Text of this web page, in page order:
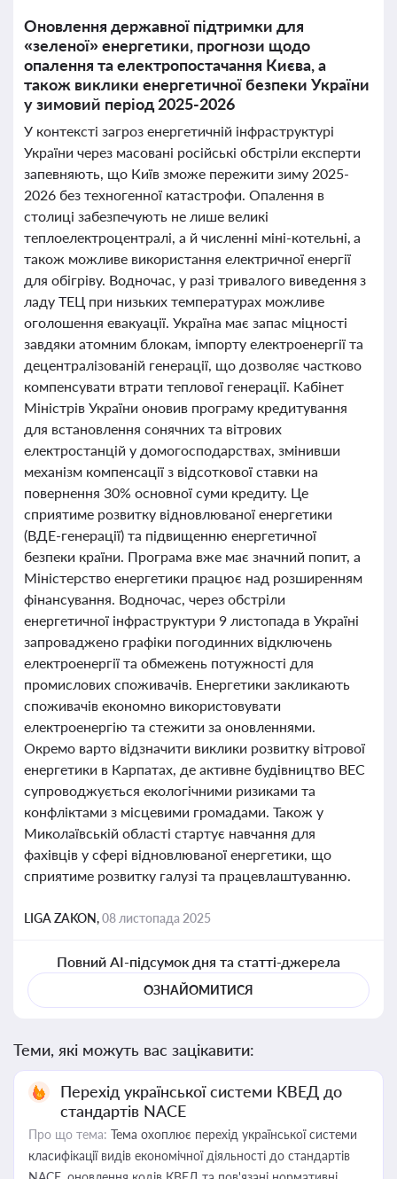
Оновлення державної підтримки для
«зеленої» енергетики, прогнози щодо
опалення та електропостачання Києва, а
також виклики енергетичної безпеки України
у зимовий період 2025-2026
У контексті загроз енергетичній інфраструктурі
України через масовані російські обстріли експерти
запевняють, що Київ зможе пережити зиму 2025-
2026 без техногенної катастрофи. Опалення в
столиці забезпечують не лише великі
теплоелектроцентралі, а й численні міні-котельні, а
також можливе використання електричної енергії
для обігріву. Водночас, у разі тривалого виведення з
ладу ТЕЦ при низьких температурах можливе
оголошення евакуації. Україна має запас міцності
завдяки атомним блокам, імпорту електроенергії та
децентралізованій генерації, що дозволяє частково
компенсувати втрати теплової генерації. Кабінет
Міністрів України оновив програму кредитування
для встановлення сонячних та вітрових
електростанцій у домогосподарствах, змінивши
механізм компенсації з відсоткової ставки на
повернення 30% основної суми кредиту. Це
сприятиме розвитку відновлюваної енергетики
(ВДЕ-генерації) та підвищенню енергетичної
безпеки країни. Програма вже має значний попит, а
Міністерство енергетики працює над розширенням
фінансування. Водночас, через обстріли
енергетичної інфраструктури 9 листопада в Україні
запроваджено графіки погодинних відключень
електроенергії та обмежень потужності для
промислових споживачів. Енергетики закликають
споживачів економно використовувати
електроенергію та стежити за оновленнями.
Окремо варто відзначити виклики розвитку вітрової
енергетики в Карпатах, де активне будівництво ВЕС
супроводжується екологічними ризиками та
конфліктами з місцевими громадами. Також у
Миколаївській області стартує навчання для
фахівців у сфері відновлюваної енергетики, що
сприятиме розвитку галузі та працевлаштуванню.
LIGA ZAKON,08 листопада 2025
Повний AI-підсумок дня та статті-джерела
ОЗНАЙОМИТИСЯ
Теми, які можуть вас зацікавити:
Перехід української системи КВЕД до
стандартів NACE
Про що тема: Тема охоплює перехід української системи
класифікації видів економічної діяльності до стандартів